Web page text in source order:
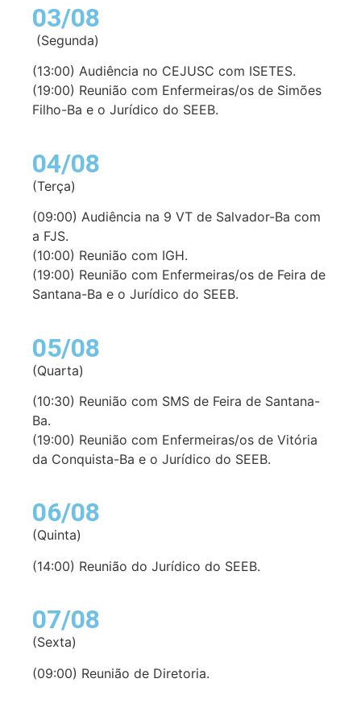
03/08
(Segunda)
(13:00) Audiência no CEJUSC com ISETES.
(19:00) Reunião com Enfermeiras/os de Simões
Filho-Ba e o Jurídico do SEEB.
04/08
(Terça)
(09:00) Audiência na 9 VT de Salvador-Ba com
a FJS.
(10:00) Reunião com IGH.
(19:00) Reunião com Enfermeiras/os de Feira de
Santana-Ba e o Jurídico do SEEB.
05/08
(Quarta)
(10:30) Reunião com SMS de Feira de Santana-
Ba.
(19:00) Reunião com Enfermeiras/os de Vitória
da Conquista-Ba e o Jurídico do SEEB.
06/08
(Quinta)
(14:00) Reunião do Jurídico do SEEB.
07/08
(Sexta)
(09:00) Reunião de Diretoria.